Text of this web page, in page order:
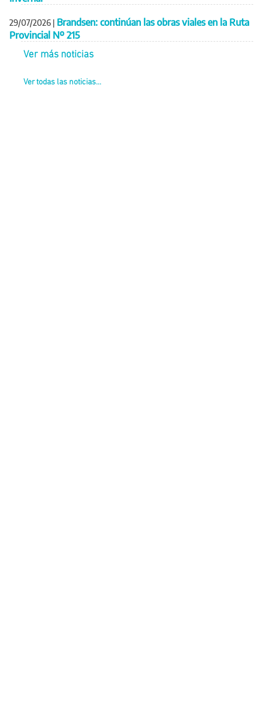
29/07/2026 | Brandsen: continúan las obras viales en la Ruta
Provincial Nº 215
Ver más noticias
Ver todas las noticias...